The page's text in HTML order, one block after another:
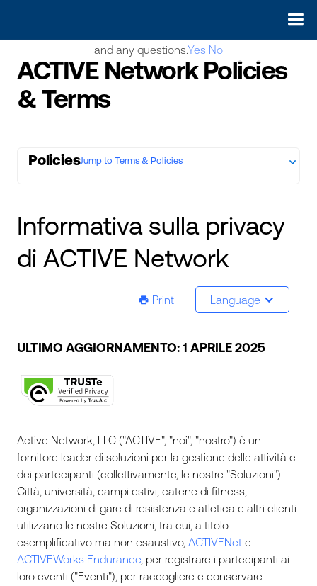
ACTIVE Network Policies
& Terms
PoliciesJump to Terms & Policies
Informativa sulla privacy
di ACTIVE Network
ic-printer Print Language
ULTIMO AGGIORNAMENTO: 1 APRILE 2025
Active Network, LLC ("ACTIVE", "noi", "nostro") è un
fornitore leader di soluzioni per la gestione delle attività e
dei partecipanti (collettivamente, le nostre "Soluzioni").
Città, università, campi estivi, catene di fitness,
organizzazioni di gare di resistenza e atletica e altri clienti
utilizzano le nostre Soluzioni, tra cui, a titolo
esemplificativo ma non esaustivo, ACTIVENet e
ACTIVEWorks Endurance , per registrare i partecipanti ai
loro eventi ("Eventi"), per raccogliere e conservare
May we use cookies to track your activities? We take your
and any questions.Yes No